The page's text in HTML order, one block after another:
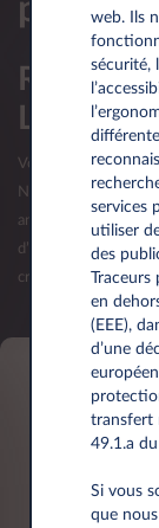
Réservé
Votre société
Nous vous invitons
an d’existence et
d’une offre
crédit par Leasys
Prénom*
web. Ils
sécurité,
services
utiliser
des
Traceurs
en
(EEE),
d’une
transfert
49.1.a
Si vous
que